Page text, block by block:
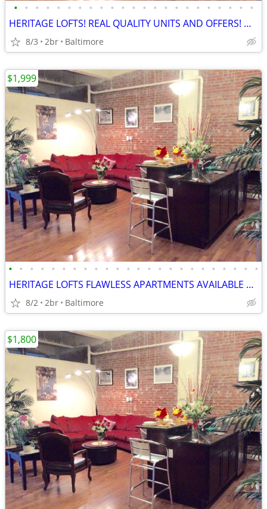
• • • • • • • • • • • • • • • • • • • • • • •
HERITAGE LOFTS! REAL QUALITY UNITS AND OFFERS! DOWNTOWN!!! 21201
8/3 2br Baltimore
• • • • • • • • • • • • • • • • • • • • • • • •
HERITAGE LOFTS FLAWLESS APARTMENTS AVAILABLE NOW! BEST DEALS! 21201
8/2 2br Baltimore
$1,999
$1,800